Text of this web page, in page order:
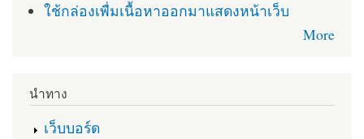
ใช้กล่องเพื่มเนื้อหาออกมาแสดงหน้าเว็บ
More
นำทาง
เว็บบอร์ด